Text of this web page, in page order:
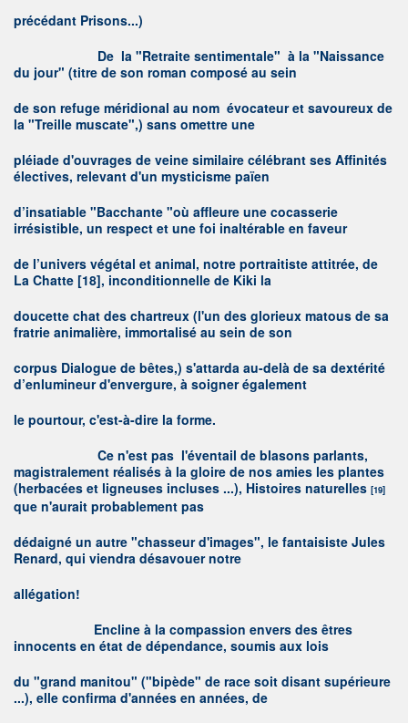
précédant Prisons...)
De la "Retraite sentimentale" à la "Naissance
du jour" (titre de son roman composé au sein
de son refuge méridional au nom évocateur et savoureux de
la "Treille muscate",) sans omettre une
pléiade d'ouvrages de veine similaire célébrant ses Affinités
électives, relevant d'un mysticisme païen
d’insatiable "Bacchante "où affleure une cocasserie
irrésistible, un respect et une foi inaltérable en faveur
de l’univers végétal et animal, notre portraitiste attitrée, de
La Chatte [18], inconditionnelle de Kiki la
doucette chat des chartreux (l'un des glorieux matous de sa
fratrie animalière, immortalisé au sein de son
corpus Dialogue de bêtes,) s'attarda au-delà de sa dextérité
d’enlumineur d'envergure, à soigner également
le pourtour, c'est-à-dire la forme.
Ce n'est pas l'éventail de blasons parlants,
magistralement réalisés à la gloire de nos amies les plantes
(herbacées et ligneuses incluses ...), Histoires naturelles [19]
que n'aurait probablement pas
dédaigné un autre "chasseur d'images", le fantaisiste Jules
Renard, qui viendra désavouer notre
allégation!
Encline à la compassion envers des êtres
innocents en état de dépendance, soumis aux lois
du "grand manitou" ("bipède" de race soit disant supérieure
...), elle confirma d'années en années, de